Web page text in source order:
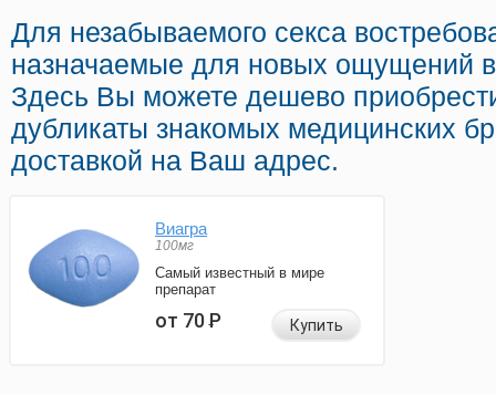
Для незабываемого секса
назначаемые для новых ощущений
Здесь Вы можете дешево
дубликаты знакомых медицинских
доставкой на Ваш адрес.
Виагра
100мг
Самый известный в мире
препарат
от 70Р Купить